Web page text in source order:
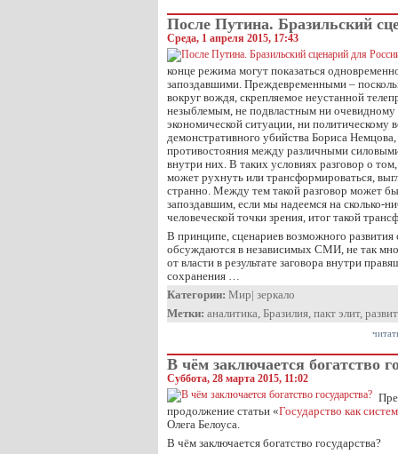
После Путина. Бразильский
Среда, 1 апреля 2015, 17:43
конце режима могут показаться
запоздавшими. Преждевременными –
вокруг вождя, скрепляемое неустанной
незыблемым, не подвластным ни
экономической ситуации, ни политическому
демонстративного убийства Бориса
противостояния между различными
внутри них. В таких условиях разговор о
может рухнуть или трансформироваться,
странно. Между тем такой разговор может
запоздавшим, если мы надеемся на сколько-
человеческой точки зрения, итог такой
В принципе, сценариев возможного
обсуждаются в независимых СМИ, не так
от власти в результате заговора внутри
сохранения …
Категории: Мир| зеркало
Метки: аналитика, Бразилия, пакт элит,
В чём заключается богатство
Суббота, 28 марта 2015, 11:02
продолжение статьи «Государство как
Олега Белоуса.
В чём заключается богатство государства?